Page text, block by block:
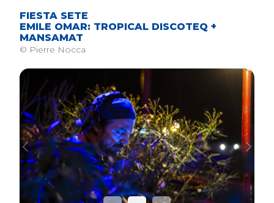
FIESTA SETE
EMILE OMAR: TROPICAL DISCOTEQ +
MANSAMAT
© Pierre Nocca
Previous Next